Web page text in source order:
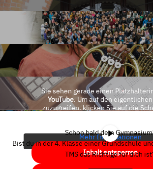
Sie sehen gerade einen
YouTube. Um auf den
zuzugreifen, klicken Sie auf die
Mehr Informationen
Inhalt entsperren
Schon bald dein
Bist du in der 4. Klasse einer Grundschule
TMS das Richtige für dich